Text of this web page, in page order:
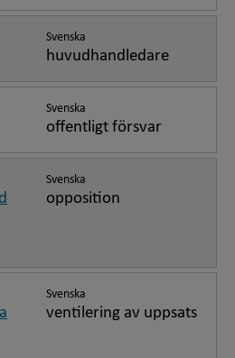
Svenska
huvudhandledare
Svenska
offentligt försvar
Svenska
opposition
Svenska
ventilering av uppsats